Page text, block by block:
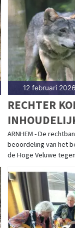
12 februari
RECHTER
DODEN
PARK DE
ARNHEM - De
beoordeling van het
de Hoge Veluwe